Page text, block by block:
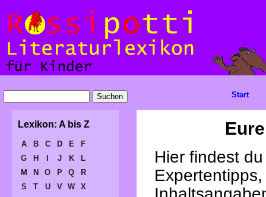
Hier findest
Start
Lexikon: A bis Z
A B C D E
F
G
H J K
L
M
N O P Q
R
S
T U V W
X